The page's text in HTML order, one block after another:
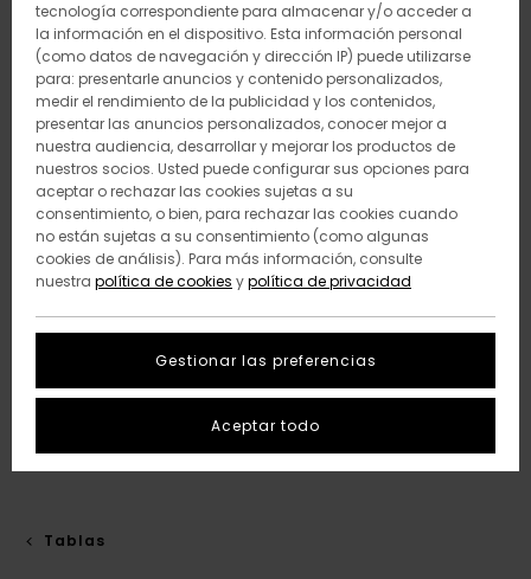
Tablas
tecnología correspondiente para almacenar y/o acceder a
la información en el dispositivo. Esta información personal
(como datos de navegación y dirección IP) puede utilizarse
para: presentarle anuncios y contenido personalizados,
medir el rendimiento de la publicidad y los contenidos,
presentar las anuncios personalizados, conocer mejor a
nuestra audiencia, desarrollar y mejorar los productos de
nuestros socios. Usted puede configurar sus opciones para
aceptar o rechazar las cookies sujetas a su
consentimiento, o bien, para rechazar las cookies cuando
no están sujetas a su consentimiento (como algunas
cookies de análisis). Para más información, consulte
nuestra política de cookies ypolítica de privacidad
Gestionar las preferencias
Aceptar todo